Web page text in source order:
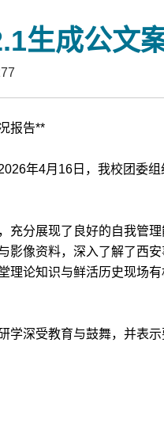
生成公文
报告**
年4月16日，我校团委
分展现了良好的自我管理
影像资料，深入了解了西
论知识与鲜活历史现场
深受教育与鼓舞，并表